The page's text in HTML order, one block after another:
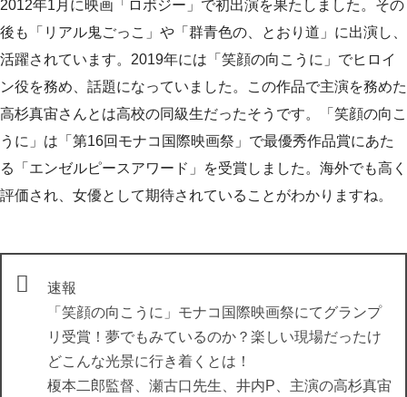
2012年1月に映画「ロボジー」で初出演を果たしました。その
後も「リアル鬼ごっこ」や「群青色の、とおり道」に出演し、
活躍されています。2019年には「笑顔の向こうに」でヒロイ
ン役を務め、話題になっていました。この作品で主演を務めた
高杉真宙さんとは高校の同級生だったそうです。「笑顔の向こ
うに」は「第16回モナコ国際映画祭」で最優秀作品賞にあた
る「エンゼルピースアワード」を受賞しました。海外でも高く
評価され、女優として期待されていることがわかりますね。
速報
「笑顔の向こうに」モナコ国際映画祭にてグランプ
リ受賞！夢でもみているのか？楽しい現場だったけ
どこんな光景に行き着くとは！
榎本二郎監督、瀬古口先生、井内P、主演の高杉真宙